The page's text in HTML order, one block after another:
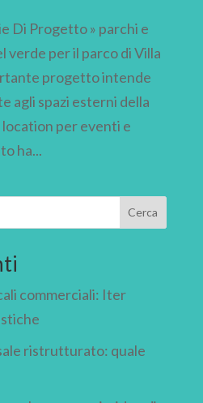
Di Progetto » parchi e
verde per il parco di Villa
progetto intende
agli spazi esterni della
per eventi e
ha...
Cerca
commerciali: Iter
ristrutturato: quale